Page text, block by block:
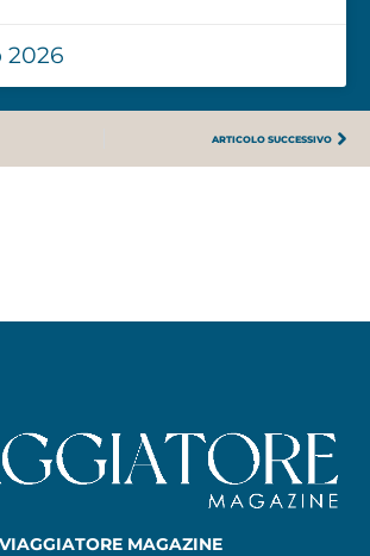
2026
ARTICOLO SUCCESSIVO
MAGAZINE